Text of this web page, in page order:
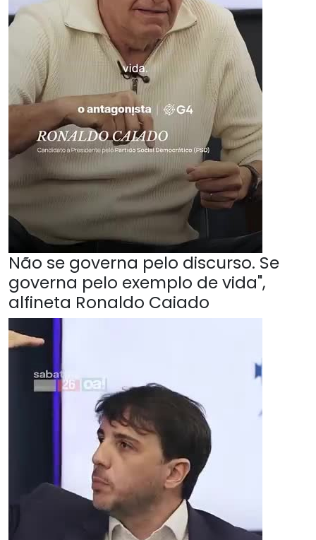
Não se governa pelo discurso. Se
governa pelo exemplo de vida",
alfineta Ronaldo Caiado